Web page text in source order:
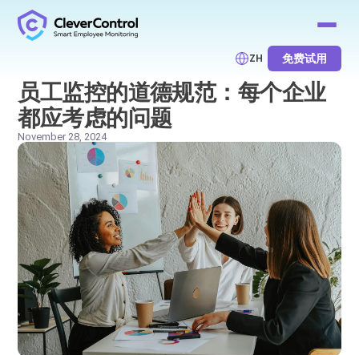
ZH 免费试用
员工监控的道德规范：每个企业
都应考虑的问题
November 28, 2024